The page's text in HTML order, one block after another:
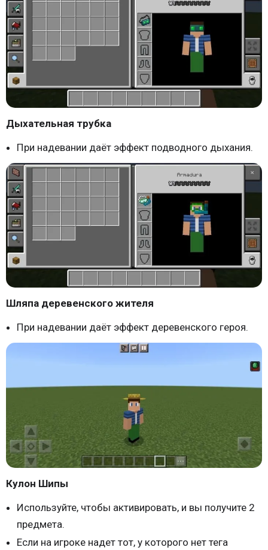
Дыхательная трубка
При надевании даёт эффект подводного дыхания.
Шляпа деревенского жителя
При надевании даёт эффект деревенского героя.
Кулон Шипы
Используйте, чтобы активировать, и вы получите 2
предмета.
Если на игроке надет тот, у которого нет тега